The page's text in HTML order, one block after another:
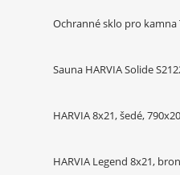
Ochranné sklo pro kamna
Sauna HARVIA Solide
HARVIA 8x21, šedé,
HARVIA Legend 8x21,